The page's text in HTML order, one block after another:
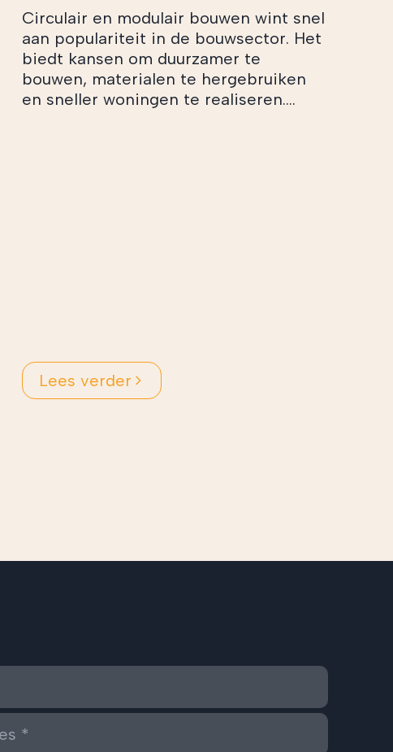
Circulair en modulair bouwen wint snel
aan populariteit in de bouwsector. Het
biedt kansen om duurzamer te
bouwen, materialen te hergebruiken
en sneller woningen te realiseren....
Lees verder